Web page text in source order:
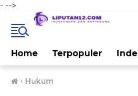
- -->
Home Terpopuler
› Hukum